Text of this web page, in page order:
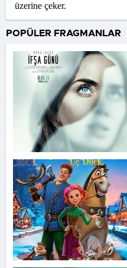
üzerine çeker.
POPÜLER FRAGMANLAR